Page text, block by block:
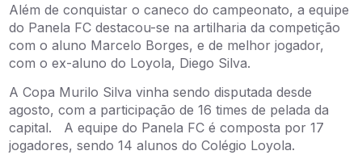
Além de conquistar o caneco do campeonato, a equipe
do Panela FC destacou-se na artilharia da competição
com o aluno Marcelo Borges, e de melhor jogador,
com o ex-aluno do Loyola, Diego Silva.
A Copa Murilo Silva vinha sendo disputada desde
agosto, com a participação de 16 times de pelada da
capital. A equipe do Panela FC é composta por 17
jogadores, sendo 14 alunos do Colégio Loyola.